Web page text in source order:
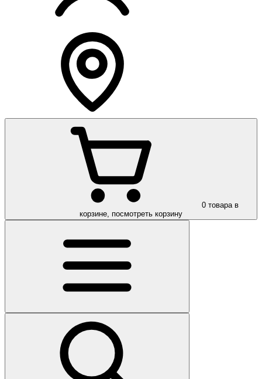
0 товара в
корзине, посмотреть корзину